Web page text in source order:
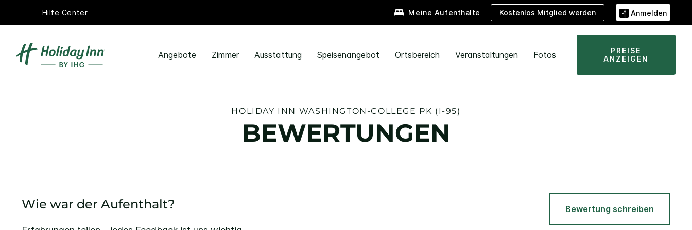
Hilfe Center Meine Aufenthalte Kostenlos Mitglied werden Anmelden
Angebote Zimmer Ausstattung Speisenangebot Ortsbereich Veranstaltungen Fotos
PREISE
ANZEIGEN
HOLIDAY INN WASHINGTON-COLLEGE PK (I-95)
BEWERTUNGEN
Wie war der Aufenthalt? Bewertung schreiben